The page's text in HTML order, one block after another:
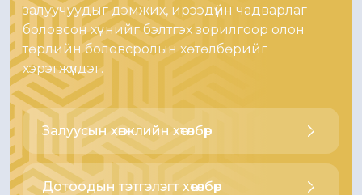
залуучуудыг дэмжих, ирээдүйн чадварлаг
боловсон хүчнийг бэлтгэх зорилгоор олон
төрлийн боловсролын хөтөлбөрийг
хэрэгжүүлдэг.
Залуусын хөгжлийн хөтөлбөр
Дотоодын тэтгэлэгт хөтөлбөр